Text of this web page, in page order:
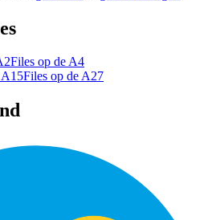
Files op de A4
A15Files op de A27